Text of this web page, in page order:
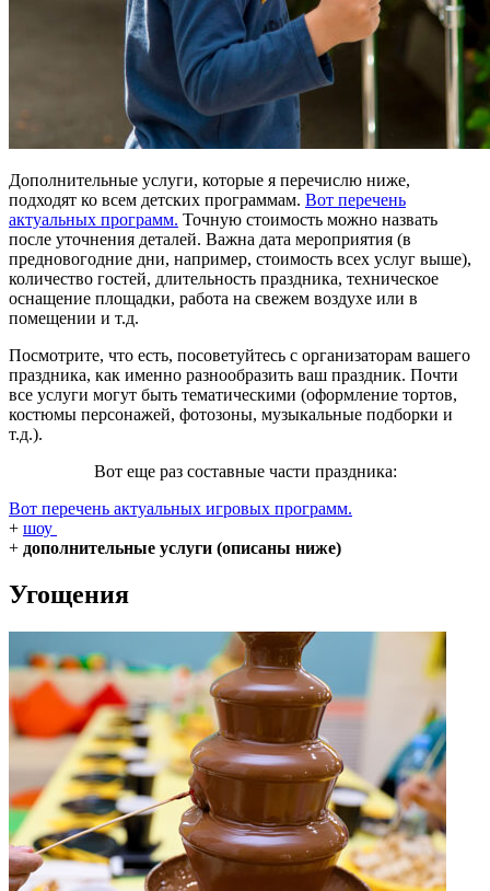
Дополнительные услуги, которые я перечислю ниже,
подходят ко всем детских программам. Вот перечень
актуальных программ. Точную стоимость можно назвать
после уточнения деталей. Важна дата мероприятия (в
предновогодние дни, например, стоимость всех услуг выше),
количество гостей, длительность праздника, техническое
оснащение площадки, работа на свежем воздухе или в
помещении и т.д.
Посмотрите, что есть, посоветуйтесь с организаторам вашего
праздника, как именно разнообразить ваш праздник. Почти
все услуги могут быть тематическими (оформление тортов,
костюмы персонажей, фотозоны, музыкальные подборки и
т.д.).
Вот еще раз составные части праздника:
Вот перечень актуальных игровых программ.
+ шоу
+ дополнительные услуги (описаны ниже)
Угощения